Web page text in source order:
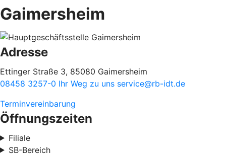
Gaimersheim
Adresse
Ettinger Straße 3, 85080 Gaimersheim
08458 3257-0 Ihr Weg zu uns service@rb-idt.de
Terminvereinbarung
Öffnungszeiten
Filiale
SB-Bereich